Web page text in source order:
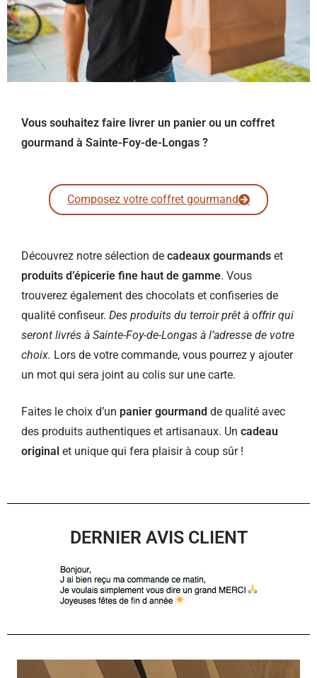
Vous souhaitez faire livrer un panier ou un coffret
gourmand à Sainte-Foy-de-Longas ?
Composez votre coffret gourmand
Découvrez notre sélection de cadeaux gourmands et
produits d’épicerie fine haut de gamme. Vous
trouverez également des chocolats et confiseries de
qualité confiseur. Des produits du terroir prêt à offrir qui
seront livrés à Sainte-Foy-de-Longas à l’adresse de votre
choix. Lors de votre commande, vous pourrez y ajouter
un mot qui sera joint au colis sur une carte.
Faites le choix d’un panier gourmand de qualité avec
des produits authentiques et artisanaux. Un cadeau
original et unique qui fera plaisir à coup sûr !
DERNIER AVIS CLIENT